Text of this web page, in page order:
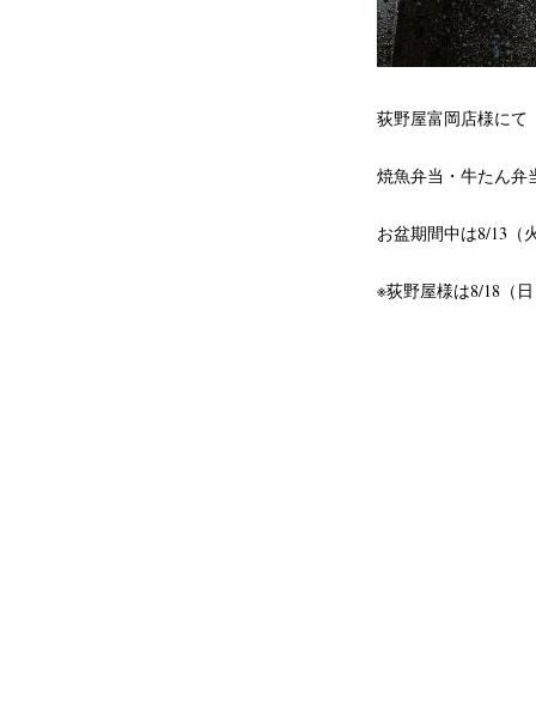
荻野屋富岡店様にて
焼魚弁当・牛たん弁
お盆期間中は8/13（
※荻野屋様は8/18（